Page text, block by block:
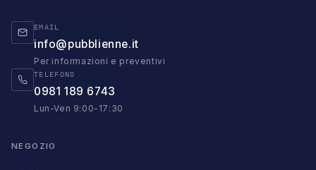
EMAIL
info@pubblienne.it
Per informazioni e preventivi
TELEFONO
0981 189 6743
Lun-Ven 9:00-17:30
NEGOZIO